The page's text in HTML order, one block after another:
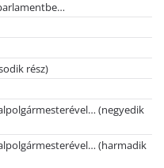
rész)
(negyedik
(harmadik